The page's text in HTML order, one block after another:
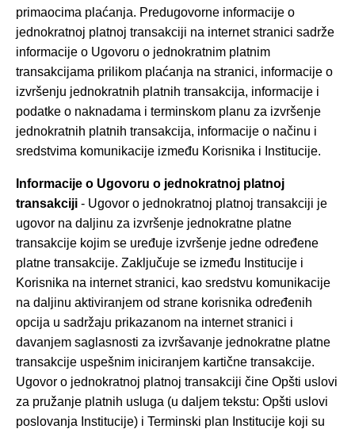
primaocima plaćanja. Predugovorne informacije o
jednokratnoj platnoj transakciji na internet stranici sadrže
informacije o Ugovoru o jednokratnim platnim
transakcijama prilikom plaćanja na stranici, informacije o
izvršenju jednokratnih platnih transakcija, informacije i
podatke o naknadama i terminskom planu za izvršenje
jednokratnih platnih transakcija, informacije o načinu i
sredstvima komunikacije između Korisnika i Institucije.
Informacije o Ugovoru o jednokratnoj platnoj
transakciji - Ugovor o jednokratnoj platnoj transakciji je
ugovor na daljinu za izvršenje jednokratne platne
transakcije kojim se uređuje izvršenje jedne određene
platne transakcije. Zaključuje se između Institucije i
Korisnika na internet stranici, kao sredstvu komunikacije
na daljinu aktiviranjem od strane korisnika određenih
opcija u sadržaju prikazanom na internet stranici i
davanjem saglasnosti za izvršavanje jednokratne platne
transakcije uspešnim iniciranjem kartične transakcije.
Ugovor o jednokratnoj platnoj transakciji čine Opšti uslovi
za pružanje platnih usluga (u daljem tekstu: Opšti uslovi
poslovanja Institucije) i Terminski plan Institucije koji su